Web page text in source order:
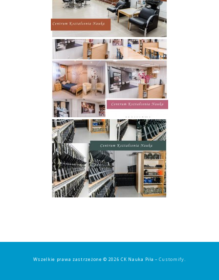
Wszelkie prawa zastrzeżone © 2026 CK Nauka Piła –Customify.